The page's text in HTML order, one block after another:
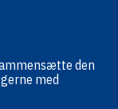
den
gerne med